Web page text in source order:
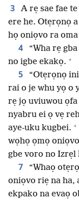
3 A rẹ sae fae
ere he. Otẹrọnọ
họ oniọvo ra
4
“Wha rẹ
no igbe ekakọ. +
5
“Otẹrọnọ
rai o je whu yọ o
rẹ jọ uviuwou ọfa
nyabru ei ọ vẹ
aye-uku kugbei. +
wọhọ ọmọ
gbe voro no Izrẹl
7
“Whaọ
oniọvo riẹ na ha,
ekpako na evaọ